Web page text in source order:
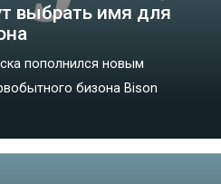
выбрать имя для
пополнился новым
бизона Bison